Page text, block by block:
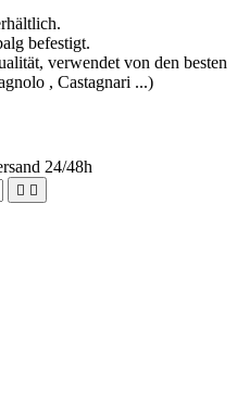
befestigt.
verwendet von den besten
, Castagnari ...)
24/48h
 